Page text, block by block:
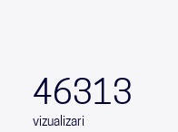
46313
vizualizari